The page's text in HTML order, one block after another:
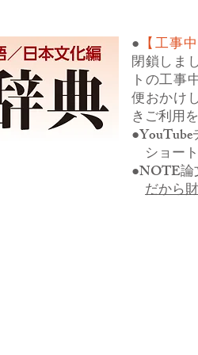
● 【工事
閉鎖しま
トの工事
便おかけ
きご利用
ショー
●NOTE論
だから